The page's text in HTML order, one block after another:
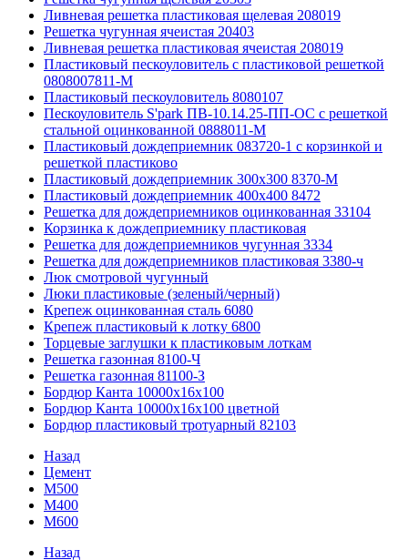
Ливневая решетка пластиковая щелевая 208019
Решетка чугунная ячеистая 20403
Ливневая решетка пластиковая ячеистая 208019
Пластиковый пескоуловитель с пластиковой решеткой
0808007811-М
Пластиковый пескоуловитель 8080107
Пескоуловитель S'park ПВ-10.14.25-ПП-ОС с решеткой
стальной оцинкованной 0888011-М
Пластиковый дождеприемник 083720-1 c корзинкой и
решеткой пластиково
Пластиковый дождеприемник 300x300 8370-М
Пластиковый дождеприемник 400x400 8472
Решетка для дождеприемников оцинкованная 33104
Корзинка к дождеприемнику пластиковая
Решетка для дождеприемников чугунная 3334
Решетка для дождеприемников пластиковая 3380-ч
Люк смотровой чугунный
Люки пластиковые (зеленый/черный)
Крепеж оцинкованная сталь 6080
Крепеж пластиковый к лотку 6800
Торцевые заглушки к пластиковым лоткам
Решетка газонная 8100-Ч
Решетка газонная 81100-З
Бордюр Канта 10000x16x100
Бордюр Канта 10000x16x100 цветной
Бордюр пластиковый тротуарный 82103
Назад
Цемент
М500
М400
М600
Назад